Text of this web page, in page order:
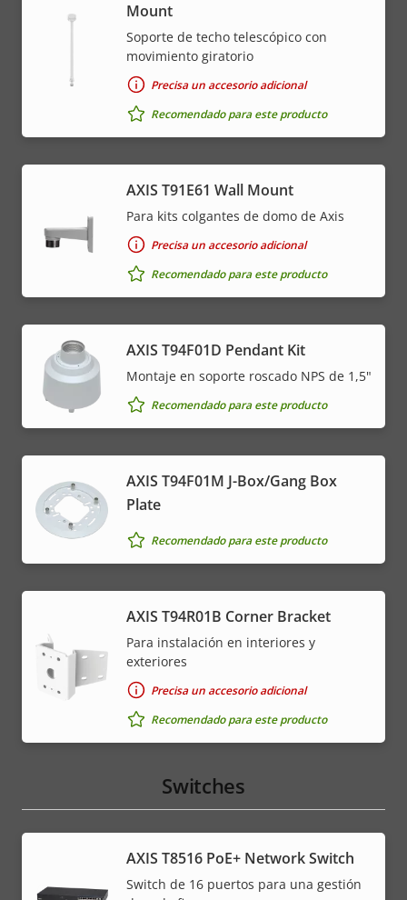
Mount
Soporte de techo telescópico con
movimiento giratorio
Precisa un accesorio adicional
Recomendado para este producto
AXIS T91E61 Wall Mount
Para kits colgantes de domo de Axis
Precisa un accesorio adicional
Recomendado para este producto
AXIS T94F01D Pendant Kit
Montaje en soporte roscado NPS de 1,5"
Recomendado para este producto
AXIS T94F01M J-Box/Gang Box
Plate
Recomendado para este producto
AXIS T94R01B Corner Bracket
Para instalación en interiores y
exteriores
Precisa un accesorio adicional
Recomendado para este producto
Switches
AXIS T8516 PoE+ Network Switch
Switch de 16 puertos para una gestión